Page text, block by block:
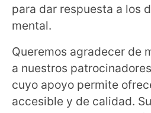
para dar respuesta a los
mental.
Queremos agradecer de
a nuestros
cuyo apoyo permite
accesible y de calidad.